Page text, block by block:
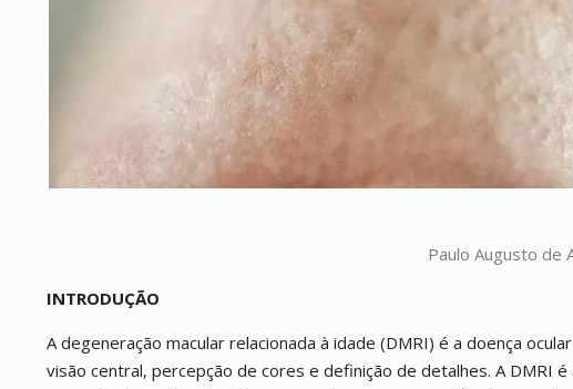
Paulo Augusto de
INTRODUÇÃO
A degeneração macular relacionada à idade (DMRI) é a doença
visão central, percepção de cores e definição de detalhes. A DMRI